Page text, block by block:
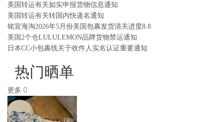
美国转运有关如实申报货物信息通知
美国转运有关转国内快递名通知
铭宣海淘2026年5月份美国包裹发货清关进度8.8
美国2个仓LULULEMON品牌货物禁运通知
日本CC小包裹线关于收件人实名认证重要通知
热门晒单
更多